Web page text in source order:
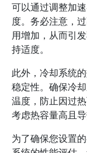
可以通过调整加
度。务必注意，
用增加，从而引
持适度。
此外，冷却系统
稳定性。确保冷
温度，防止因过
考虑热容量高且
为了确保您设置